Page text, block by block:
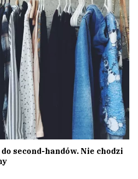
second-handów. Nie chodzi